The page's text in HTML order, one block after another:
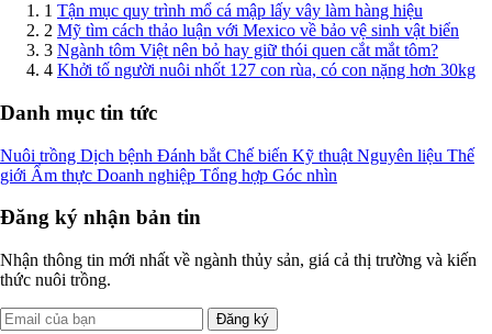
1 Tận mục quy trình mổ cá mập lấy vây làm hàng hiệu
2 Mỹ tìm cách thảo luận với Mexico về bảo vệ sinh vật biển
3 Ngành tôm Việt nên bỏ hay giữ thói quen cắt mắt tôm?
4 Khởi tố người nuôi nhốt 127 con rùa, có con nặng hơn 30kg
Danh mục tin tức
Nuôi trồng Dịch bệnh Đánh bắt Chế biến Kỹ thuật Nguyên liệu Thế
giới Ẩm thực Doanh nghiệp Tổng hợp Góc nhìn
Đăng ký nhận bản tin
Nhận thông tin mới nhất về ngành thủy sản, giá cả thị trường và kiến
thức nuôi trồng.
Đăng ký